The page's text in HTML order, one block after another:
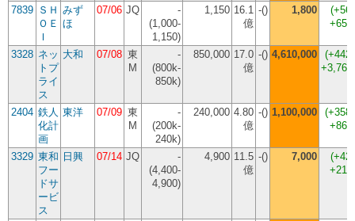
7839 ＳＨ
ＯＥ
Ｉ
みず
ほ
07/06 JQ
-
(1,000-
1,150)
1,150 16.1
億
-() 1,800 (
3328 ネッ
トプ
ライ
ス
大和 07/08 東
M
-
(800k-
850k)
850,000 17.0
億
-() 4,610,000 (
2404 鉄人
化計
画
東洋 07/09 東
M
-
(200k-
240k)
240,000 4.80
億
-() 1,100,000 (
3329 東和
フー
ドサ
ービ
ス
日興 07/14 JQ
-
(4,400-
4,900)
4,900 11.5
億
-() 7,000 (